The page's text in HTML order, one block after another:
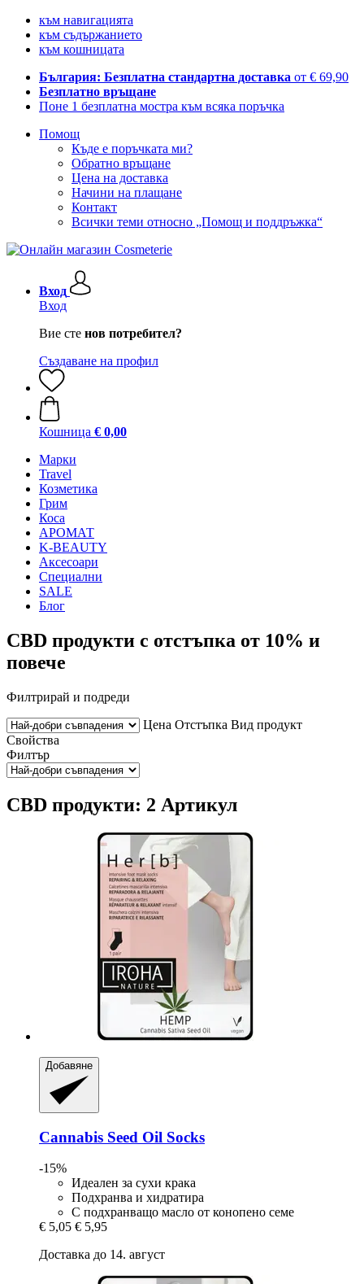
към навигацията
към съдържанието
към кошницата
България: Безплатна стандартна доставка от € 69,90
Безплатно връщане
Поне 1 безплатна мостра към всяка поръчка
Помощ
Къде е поръчката ми?
Обратно връщане
Цена на доставка
Начини на плащане
Контакт
Всички теми относно „Помощ и поддръжка“
Вход
Вход
Вие сте нов потребител?
Създаване на профил
Кошница € 0,00
Mарки
Travel
Козметика
Грим
Коса
АРОМАТ
K-BEAUTY
Аксесоари
Специални
SALE
Блог
CBD продукти с отстъпка от 10% и
повече
Филтрирай и подреди
Цена Отстъпка Вид продукт
Свойства
Филтър
CBD продукти: 2 Артикул
Добавяне
Cannabis Seed Oil Socks
-15%
Идеален за сухи крака
Подхранва и хидратира
С подхранващо масло от конопено семе
€ 5,05 € 5,95
Доставка до 14. август